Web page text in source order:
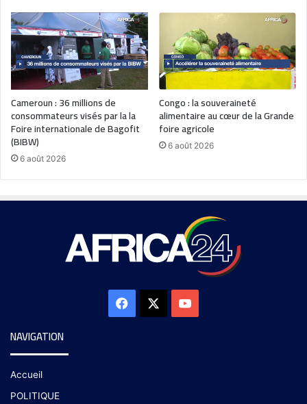
Cameroun : 36 millions de
consommateurs visés par la la
Foire internationale de Bagofit
(BIBW)
6 août 2026
Congo : la souveraineté
alimentaire au cœur de la Grande
foire agricole
6 août 2026
NAVIGATION
Accueil
POLITIQUE